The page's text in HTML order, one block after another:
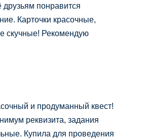
друзьям понравится
Карточки красочные,
скучные! Рекомендую
и продуманный квест!
реквизита, задания
Купила для проведения